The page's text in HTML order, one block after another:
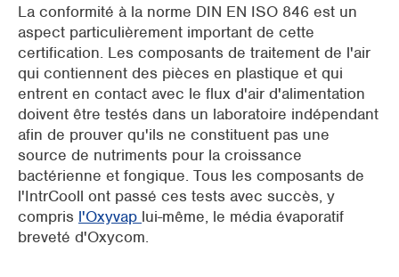
La conformité à la norme DIN EN ISO 846 est un
aspect particulièrement important de cette
certification. Les composants de traitement de l'air
qui contiennent des pièces en plastique et qui
entrent en contact avec le flux d'air d'alimentation
doivent être testés dans un laboratoire indépendant
afin de prouver qu'ils ne constituent pas une
source de nutriments pour la croissance
bactérienne et fongique. Tous les composants de
l'IntrCooll ont passé ces tests avec succès, y
compris l'Oxyvap lui-même, le média évaporatif
breveté d'Oxycom.